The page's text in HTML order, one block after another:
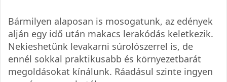
Bármilyen alaposan is mosogatunk, az edények
alján egy idő után makacs lerakódás keletkezik.
Nekieshetünk levakarni súrolószerrel is, de
ennél sokkal praktikusabb és környezetbarát
megoldásokat kínálunk. Ráadásul szinte ingyen